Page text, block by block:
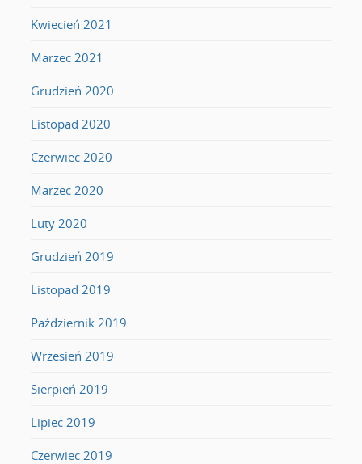
Kwiecień 2021
Marzec 2021
Grudzień 2020
Listopad 2020
Czerwiec 2020
Marzec 2020
Luty 2020
Grudzień 2019
Listopad 2019
Październik 2019
Wrzesień 2019
Sierpień 2019
Lipiec 2019
Czerwiec 2019